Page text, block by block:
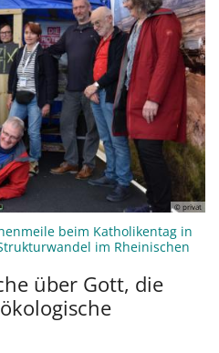
© privat
beim Katholikentag in
im Rheinischen
über Gott, die